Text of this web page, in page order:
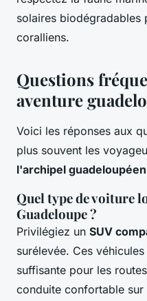
solaires
coralliens.
Questions
aventure
Voici les réponses aux
plus souvent les
l'archipel guadeloupéen
Quel type de voiture
Guadeloupe ?
Privilégiez un SUV
surélevée. Ces
suffisante pour les
conduite confortable